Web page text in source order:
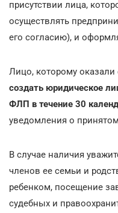
присутствии лица,
осуществлять
его согласию), и
Лицо, которому
создать юридическое
ФЛП в течение 30
уведомления о
В случае наличия
членов ее семьи и
ребенком, посещение
судебных и